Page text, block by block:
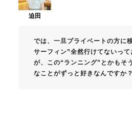
では、一旦プライベートの方に
サーフィン”全然行けてないっ
が、この“ランニング”とかもそ
なことがずっと好きなんですか？